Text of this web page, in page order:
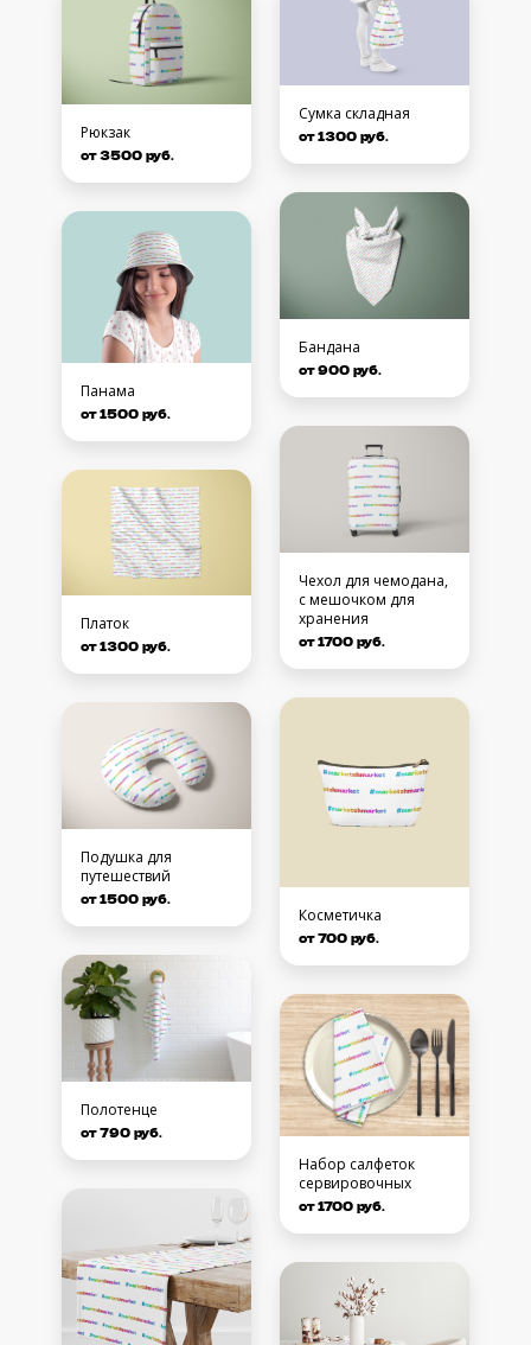
Рюкзак
от 3500 руб.
Панама
от 1500 руб.
Платок
от 1300 руб.
Подушка для
путешествий
от 1500 руб.
Полотенце
от 790 руб.
Сумка складная
от 1300 руб.
Бандана
от 900 руб.
Чехол для чемодана,
с мешочком для
хранения
от 1700 руб.
Косметичка
от 700 руб.
Набор салфеток
сервировочных
от 1700 руб.